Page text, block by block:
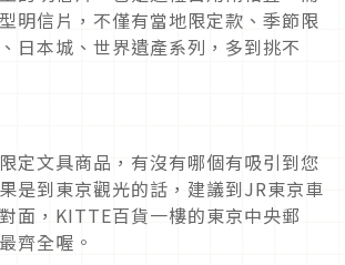
明信片，不僅有當地限定款、季節限
日本城、世界遺產系列，多到挑不
定文具商品，有沒有哪個有吸引到您
是到東京觀光的話，建議到JR東京車
面，KITTE百貨一樓的東京中央郵
齊全喔。